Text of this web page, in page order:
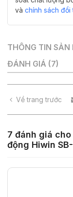
và chính sách đổi
THÔNG TIN SẢN
ĐÁNH GIÁ (7)
Về trang trước
7 đánh giá cho
động Hiwin